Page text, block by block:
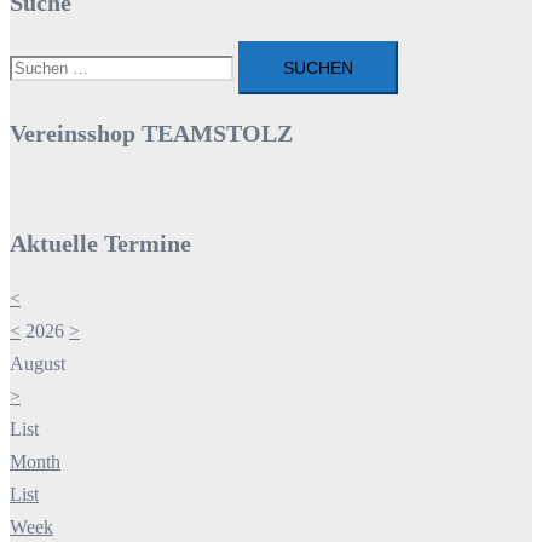
Suchen
Vereinsshop TEAMSTOLZ
Aktuelle Termine
<
< 2026 >
August
>
List
Month
List
Week